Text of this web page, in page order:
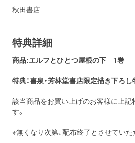
秋田書店
特典詳細
商品:エルフとひとつ屋根の下 1巻
特典：書泉・芳林堂書店限定描き下ろ
該当商品をお買い上げのお客様に上記
す。
※無くなり次第、配布終了とさせてい